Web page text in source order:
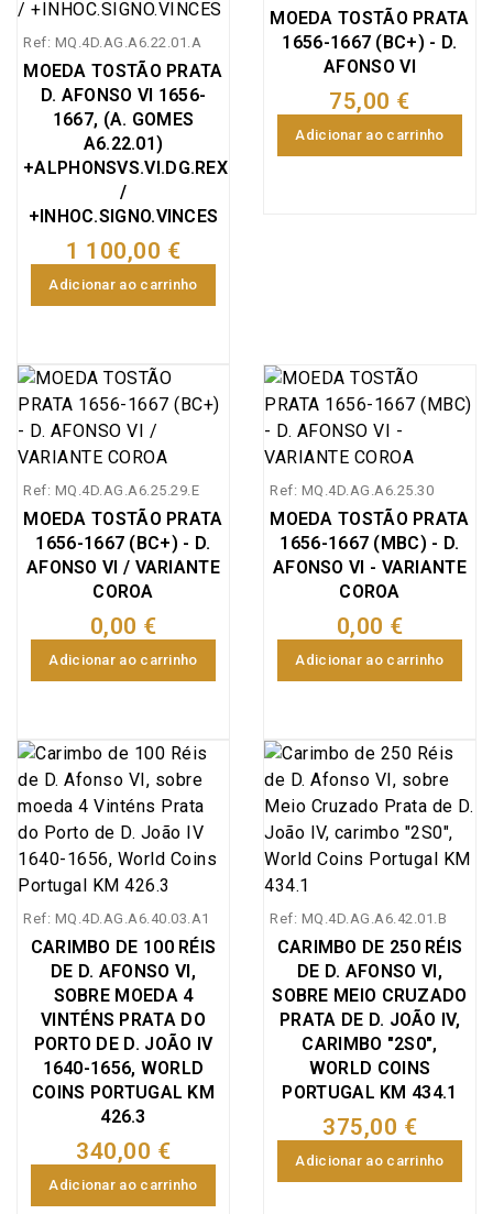
Regimento de
7/7/1663), tendo em
conta a multiplicidade
de carimbos que
aparecem aplicados
neste tipo de tostões e
dado á dimensão da
colónia e os diversos
locais onde carimbaram
moedas na época,
poderão alguns
aplicados de forma não
oficial com finalidade
de evitar a
desvalorização da
moeda.
Ref: MQ.4D.AG.A6.22.01.A
MOEDA TOSTÃO PRATA
D. AFONSO VI 1656-
1667, (A. GOMES
A6.22.01)
+ALPHONSVS.VI.DG.REX.POR
/
+INHOC.SIGNO.VINCES
1 100,00 €
Adicionar ao carrinho
MOEDA TOSTÃO PRATA
1656-1667 (BC+) - D.
AFONSO VI
75,00 €
Adicionar ao carrinho
Ref: MQ.4D.AG.A6.25.29.E
MOEDA TOSTÃO PRATA
1656-1667 (BC+) - D.
AFONSO VI / VARIANTE
COROA
0,00 €
Adicionar ao carrinho
Ref: MQ.4D.AG.A6.25.30
MOEDA TOSTÃO PRATA
1656-1667 (MBC) - D.
AFONSO VI - VARIANTE
COROA
0,00 €
Adicionar ao carrinho
Ref: MQ.4D.AG.A6.40.03.A1
CARIMBO DE 100 RÉIS
DE D. AFONSO VI,
SOBRE MOEDA 4
VINTÉNS PRATA DO
PORTO DE D. JOÃO IV
1640-1656, WORLD
COINS PORTUGAL KM
426.3
340,00 €
Adicionar ao carrinho
Ref: MQ.4D.AG.A6.42.01.B
CARIMBO DE 250 RÉIS
DE D. AFONSO VI,
SOBRE MEIO CRUZADO
PRATA DE D. JOÃO IV,
CARIMBO "2S0",
WORLD COINS
PORTUGAL KM 434.1
375,00 €
Adicionar ao carrinho